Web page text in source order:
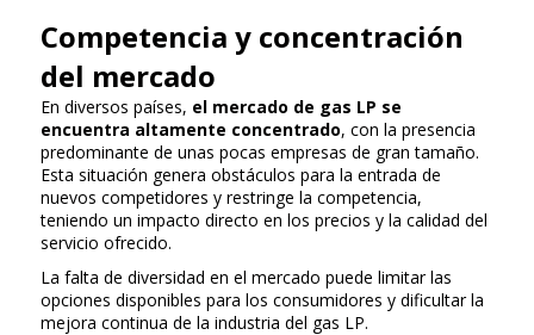
Competencia y concentración
del mercado
En diversos países, el mercado de gas LP se
encuentra altamente concentrado, con la presencia
predominante de unas pocas empresas de gran tamaño.
Esta situación genera obstáculos para la entrada de
nuevos competidores y restringe la competencia,
teniendo un impacto directo en los precios y la calidad del
servicio ofrecido.
La falta de diversidad en el mercado puede limitar las
opciones disponibles para los consumidores y dificultar la
mejora continua de la industria del gas LP.